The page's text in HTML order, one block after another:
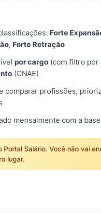
Forte
, Forte Retração
por cargo (com filtro por
(CNAE)
comparar profissões,
mensalmente com a base
Portal Salário. Você não vai
lugar.